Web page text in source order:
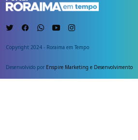
Copyright 2024 - Roraima em Tempo
Desenvolvido por Enspire Marketing e Desenvolvimento